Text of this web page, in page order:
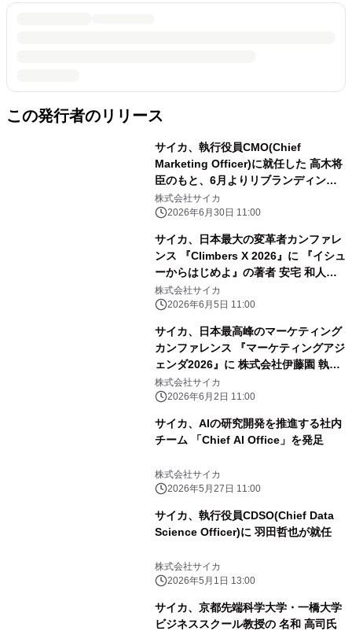
この発行者のリリース
サイカ、執行役員CMO(Chief
Marketing Officer)に就任した 高木将
臣のもと、6月よりリブランディング
を本格始動
株式会社サイカ
2026年6月30日 11:00
サイカ、日本最大の変革者カンファレ
ンス 『Climbers X 2026』に 『イシュ
ーからはじめよ』の著者 安宅 和人氏
と登壇
株式会社サイカ
2026年6月5日 11:00
サイカ、日本最高峰のマーケティング
カンファレンス 『マーケティングアジ
ェンダ2026』に 株式会社伊藤園 執行
役員 マーケティング本部長 志田 光正
氏と登壇
株式会社サイカ
2026年6月2日 11:00
サイカ、AIの研究開発を推進する社内
チーム 「Chief AI Office」を発足
株式会社サイカ
2026年5月27日 11:00
サイカ、執行役員CDSO(Chief Data
Science Officer)に 羽田哲也が就任
株式会社サイカ
2026年5月1日 13:00
サイカ、京都先端科学大学・一橋大学
ビジネススクール教授の 名和 高司氏